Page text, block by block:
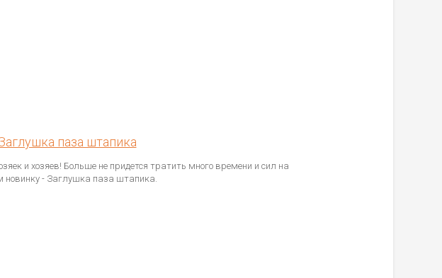
паза штапика
и хозяев! Больше не придется тратить много времени и сил на
- Заглушка паза штапика.